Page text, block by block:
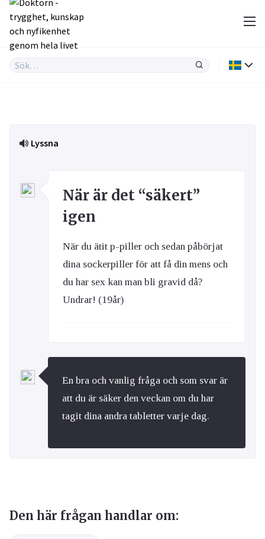
Lyssna
När är det “säkert”
igen
När du ätit p-piller och sedan påbörjat
dina sockerpiller för att få din mens och
du har sex kan man bli gravid då?
Undrar! (19år)
En bra och vanlig fråga och som svar är
att du är säker den veckan om du har
tagit dina andra tabletter varje dag.
Den här frågan handlar om: